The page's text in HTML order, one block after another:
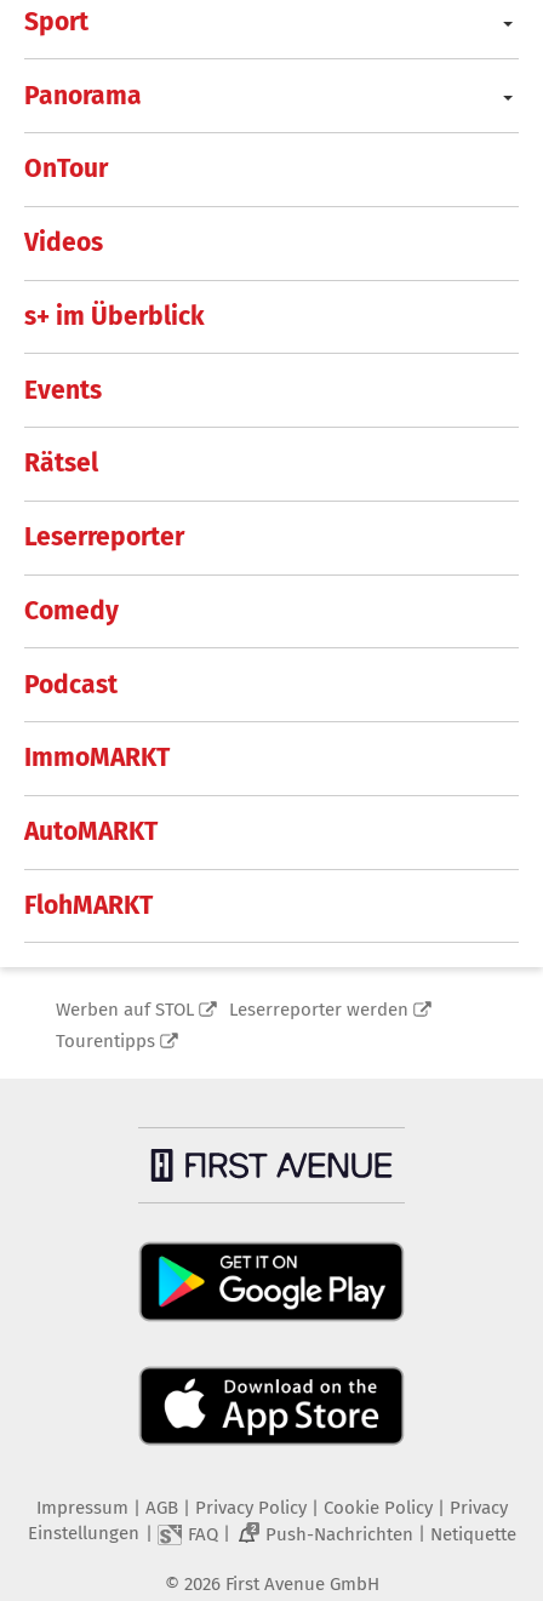
Sport
Panorama
OnTour
Videos
s+ im Überblick
Events
Rätsel
Leserreporter
Comedy
Podcast
ImmoMARKT
AutoMARKT
FlohMARKT
Werben auf STOL
Leserreporter werden
Tourentipps
Impressum AGB Privacy Policy| Cookie Policy| Privacy
Einstellungen
FAQ| 2 Push-Nachrichten Netiquette
© 2026 First Avenue GmbH